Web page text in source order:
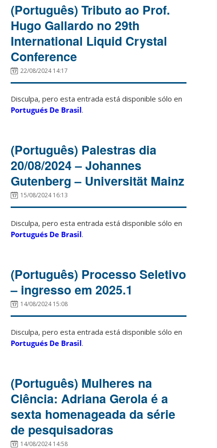
(Português) Tributo ao Prof.
Hugo Gallardo no 29th
International Liquid Crystal
Conference
22/08/2024 14:17
Disculpa, pero esta entrada está disponible sólo en
Portugués De Brasil.
(Português) Palestras dia
20/08/2024 – Johannes
Gutenberg – Universität Mainz
15/08/2024 16:13
Disculpa, pero esta entrada está disponible sólo en
Portugués De Brasil.
(Português) Processo Seletivo
– ingresso em 2025.1
14/08/2024 15:08
Disculpa, pero esta entrada está disponible sólo en
Portugués De Brasil.
(Português) Mulheres na
Ciência: Adriana Gerola é a
sexta homenageada da série
de pesquisadoras
14/08/2024 14:58